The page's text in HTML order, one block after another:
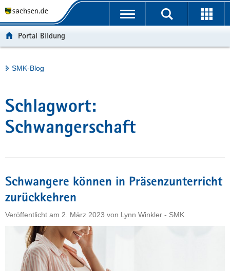
t
e
r
g
r
e
n
e
u
h
a
l
t
e
v
e
Portalübergreifende
Portal Bildung
Hauptinhalt
SMK-Blog
Schlagwort:
Schwangerschaft
Schwangere können in Präsenzunterricht
zurückkehren
Veröffentlicht am 2. März 2023 von Lynn Winkler - SMK